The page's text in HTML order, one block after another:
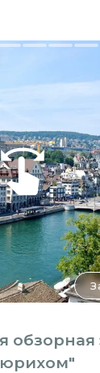
обзорная